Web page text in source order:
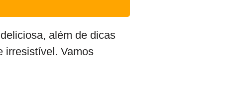
além de dicas
irresistível. Vamos